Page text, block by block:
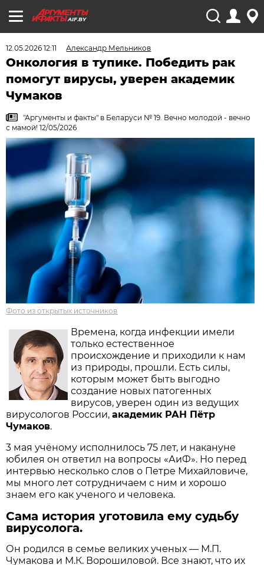
AIF.BY
12.05.2026 12:11 Александр Мельников
Онкология в тупике. Победить рак
помогут вирусы, уверен академик
Чумаков
"Аргументы и факты" в Беларуси № 19. Вечно молодой - вечно
с мамой! 12/05/2026
Фото из открытых источников
Времена, когда инфекции имели
только естественное
происхождение и приходили к нам
из природы, прошли. Есть силы,
которым может быть выгодно
создание новых патогенных
вирусов, уверен один из ведущих
вирусологов России,академик РАН Пётр
Чумаков.
3 мая учёному исполнилось 75 лет, и накануне
юбилея он ответил на вопросы «АиФ». Но перед
интервью несколько слов о Петре Михайловиче,
мы много лет сотрудничаем с ним и хорошо
знаем его как ученого и человека.
Сама история уготовила ему судьбу
вирусолога.
Он родился в семье великих ученых — М.П.
Чумакова и М.К. Ворошиловой. Все знают, что их